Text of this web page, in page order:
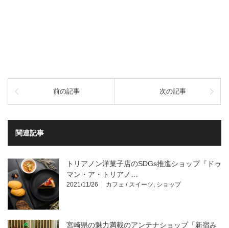
前の記事 次の記事
関連記事
トリアノン洋菓子店のSDGs推進ショップ『ドゥ
マン・ア・トリアノ…
2021/11/26 カフェ / スイーツ, ショップ
宮崎県の魅力満載のアンテナショップ「新宿み